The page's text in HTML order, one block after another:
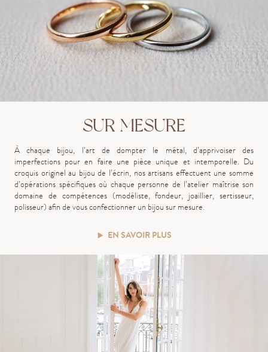
SUR MESURE
À chaque bijou, l’art de dompter le métal, d’apprivoiser des
imperfections pour en faire une pièce unique et intemporelle. Du
croquis originel au bijou de l’écrin, nos artisans effectuent une somme
d’opérations spécifiques où chaque personne de l’atelier maîtrise son
domaine de compétences (modéliste, fondeur, joaillier, sertisseur,
polisseur)afin de vous confectionner un bijou sur mesure.
EN SAVOIR PLUS